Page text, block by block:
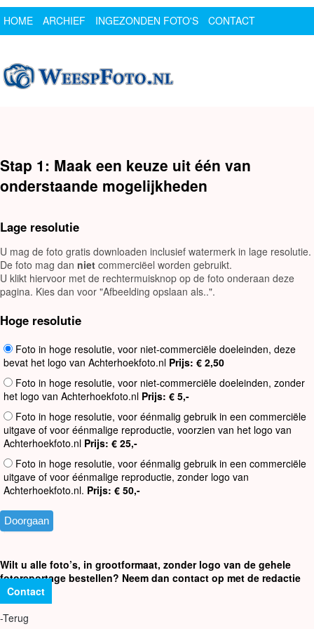
HOME ARCHIEF INGEZONDEN FOTO'S
CONTACT
Stap 1: Maak een keuze uit één van
onderstaande mogelijkheden
Lage resolutie
U mag de foto gratis downloaden inclusief watermerk in lage resolutie.
De foto mag dan niet commerciëel worden gebruikt.
U klikt hiervoor met de rechtermuisknop op de foto onderaan deze
pagina. Kies dan voor "Afbeelding opslaan als..".
Hoge resolutie
Foto in hoge resolutie, voor niet-commerciële doeleinden, deze
bevat het logo van Achterhoekfoto.nl Prijs: € 2,50
Foto in hoge resolutie, voor niet-commerciële doeleinden, zonder
het logo van Achterhoekfoto.nl Prijs: € 5,-
Foto in hoge resolutie, voor éénmalig gebruik in een commerciële
uitgave of voor éénmalige reproductie, voorzien van het logo van
Achterhoekfoto.nl Prijs: € 25,-
Foto in hoge resolutie, voor éénmalig gebruik in een commerciële
uitgave of voor éénmalige reproductie, zonder logo van
Achterhoekfoto.nl. Prijs: € 50,-
Wilt u alle foto’s, in grootformaat, zonder logo van de gehele
fotoreportage bestellen? Neem dan contact op met de redactie
Contact
-Terug